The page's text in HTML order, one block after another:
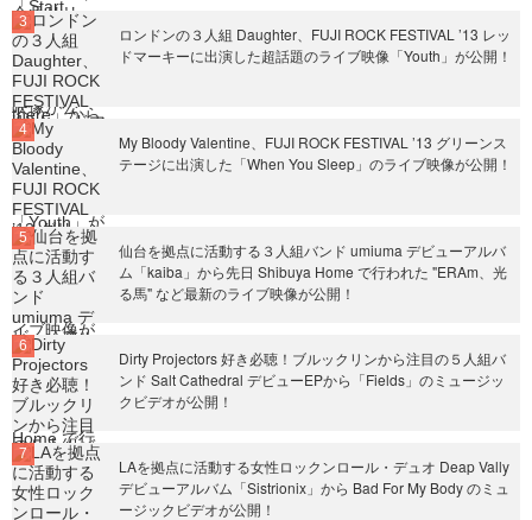
ロンドンの３人組 Daughter、FUJI ROCK FESTIVAL ’13 レッ
ドマーキーに出演した超話題のライブ映像「Youth」が公開！
My Bloody Valentine、FUJI ROCK FESTIVAL ’13 グリーンス
テージに出演した「When You Sleep」のライブ映像が公開！
仙台を拠点に活動する３人組バンド umiuma デビューアルバ
ム「kaiba」から先日 Shibuya Home で行われた "ERAm、光
る馬" など最新のライブ映像が公開！
Dirty Projectors 好き必聴！ブルックリンから注目の５人組バ
ンド Salt Cathedral デビューEPから「Fields」のミュージッ
クビデオが公開！
LAを拠点に活動する女性ロックンロール・デュオ Deap Vally
デビューアルバム「Sistrionix」から Bad For My Body のミュ
ージックビデオが公開！